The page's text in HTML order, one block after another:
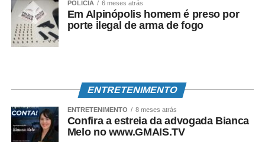
POLÍCIA 6 meses atrás
Em Alpinópolis homem é preso por
porte ilegal de arma de fogo
ENTRETENIMENTO
ENTRETENIMENTO 8 meses atrás
Confira a estreia da advogada Bianca
Melo no www.GMAIS.TV